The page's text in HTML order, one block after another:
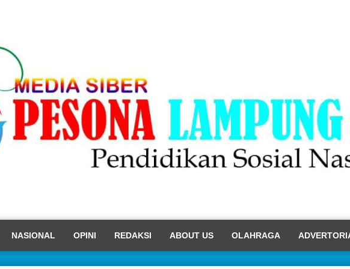
NASIONAL OPINI REDAKSI ABOUT US OLAHRAGA